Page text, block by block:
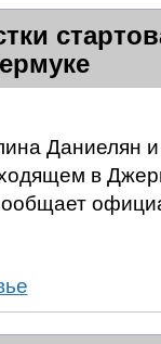
Даниелян
в